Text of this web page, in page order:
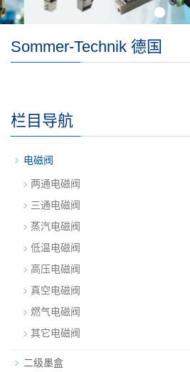
Sommer-Technik 德国
栏目导航
电磁阀
两通电磁阀
三通电磁阀
蒸汽电磁阀
低温电磁阀
高压电磁阀
真空电磁阀
燃气电磁阀
其它电磁阀
二级墨盒